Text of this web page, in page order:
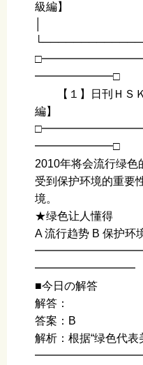
級編】
━━━━━━━□
【１】日刊ＨＳＫ
編】
━━━━━━━□
2010年将会流行绿色
受到保护环境的重要
境。
★绿色让人懂得
A 流行趋势 B 保护环
━━━━━━━━━
■今日の解答
解答：
答案：B
解析：根据“绿色代表